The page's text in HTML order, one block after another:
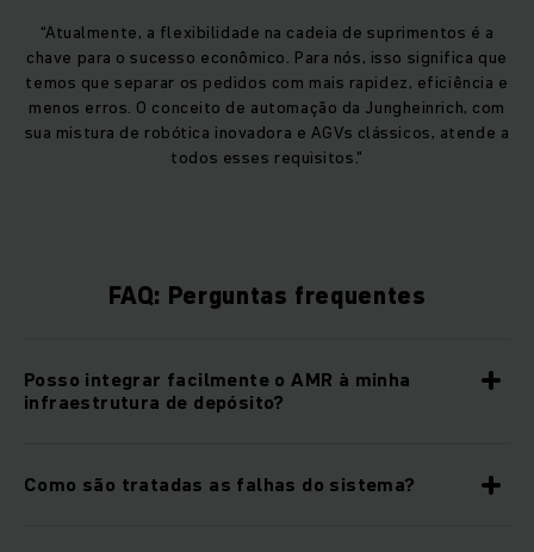
“Atualmente, a flexibilidade na cadeia de suprimentos é a
chave para o sucesso econômico. Para nós, isso significa que
temos que separar os pedidos com mais rapidez, eficiência e
menos erros. O conceito de automação da Jungheinrich, com
sua mistura de robótica inovadora e AGVs clássicos, atende a
todos esses requisitos."
FAQ: Perguntas frequentes
Posso integrar facilmente o AMR à minha
infraestrutura de depósito?
Como são tratadas as falhas do sistema?